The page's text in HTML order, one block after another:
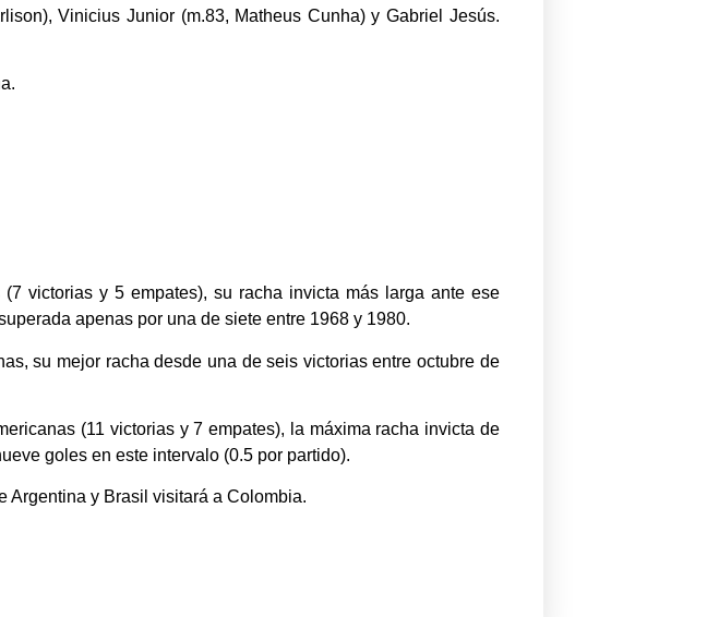
Vinicius Junior (m.83, Matheus Cunha) y Gabriel Jesús.
victorias y 5 empates), su racha invicta más larga ante ese
apenas por una de siete entre 1968 y 1980.
su mejor racha desde una de seis victorias entre octubre de
(11 victorias y 7 empates), la máxima racha invicta de
goles en este intervalo (0.5 por partido).
Argentina y Brasil visitará a Colombia.